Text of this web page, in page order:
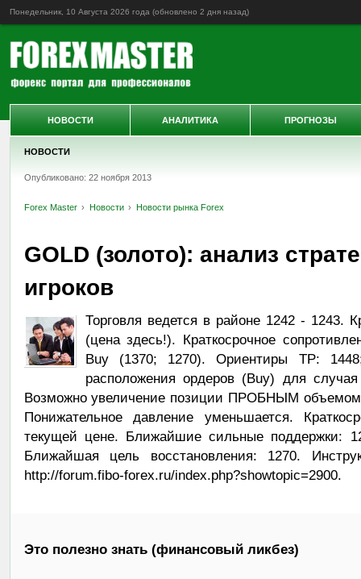
Понедельник, 10 Августа 2026 года (обновлено 2 дня назад)
НОВОСТИ
Опубликовано: 22 ноября 2013
Forex Master Новости Новости рынка Forex
GOLD (золото): анализ
игроков
Торговля ведется в районе 1242 - 1243.
(цена здесь!). Краткосрочное
Buy (1370; 1270). Ориентиры TP:
расположения ордеров (Buy) для
Возможно увеличение позиции ПРОБНЫМ объемом
Понижательное давление уменьшается.
текущей цене. Ближайшие сильные поддержки:
Ближайшая цель восстановления: 1270.
http://forum.fibo-forex.ru/index.php?showtopic=2900.
Это полезно знать (финансовый ликбез)
НОВОСТИ АНАЛИТИКА ПРОГНОЗЫ